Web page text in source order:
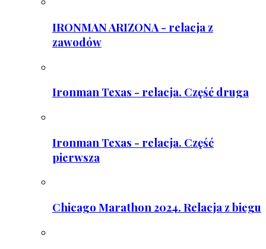
IRONMAN ARIZONA - relacja z
zawodów
Ironman Texas - relacja. Część druga
Ironman Texas - relacja. Część
pierwsza
Chicago Marathon 2024. Relacja z biegu